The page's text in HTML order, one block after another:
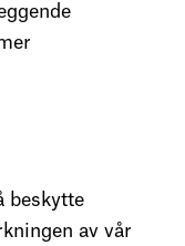
beskytte
av vår